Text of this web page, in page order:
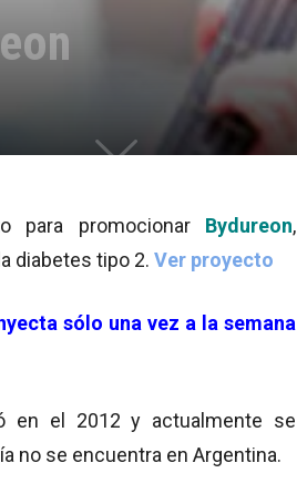
para promocionar Bydureon,
diabetes tipo 2. Ver proyecto
sólo una vez a la semana
en el 2012 y actualmente se
no se encuentra en Argentina.